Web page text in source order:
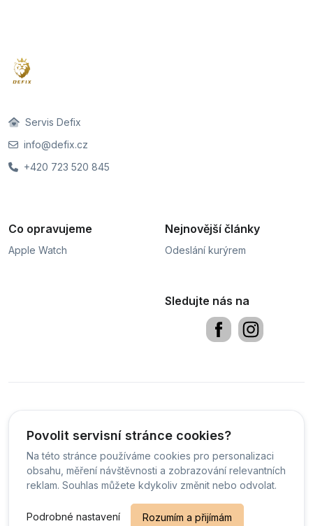
Povolit servisní stránce cookies?
Na této stránce používáme cookies pro personalizaci
obsahu, měření návštěvnosti a zobrazování relevantních
reklam. Souhlas můžete kdykoliv změnit nebo odvolat.
Podrobné nastavení Rozumím a přijímám
Servis Defix
info@defix.cz
+420 723 520 845
Co opravujeme
Apple Watch
Nejnovější články
Odeslání kurýrem
Sledujte nás na
Čeština
Všechna práva vyhrazena.-
Změnit preference cookies